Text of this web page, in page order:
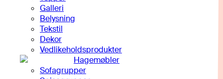
Galleri
Belysning
Tekstil
Dekor
Vedlikeholdsprodukter
Hagemøbler
Sofagrupper